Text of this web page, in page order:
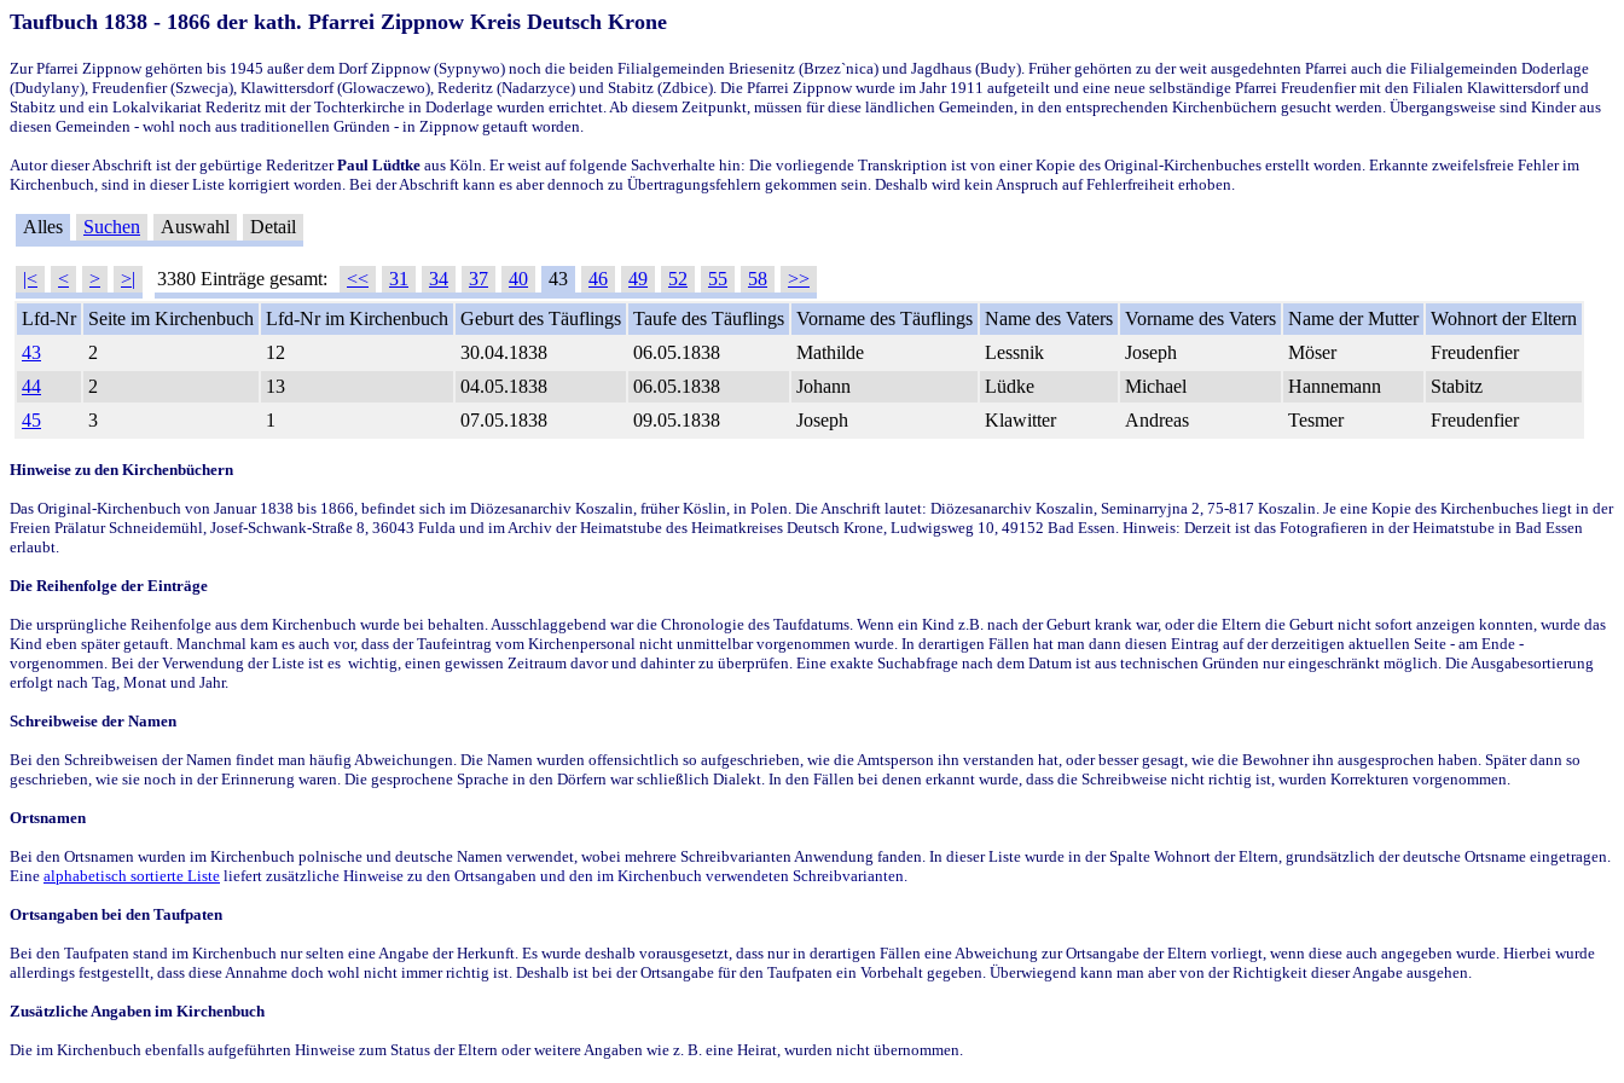
Taufbuch 1838 - 1866 der kath. Pfarrei Zippnow Kreis Deutsch Krone
Zur Pfarrei Zippnow gehörten bis 1945 außer dem Dorf Zippnow (Sypnywo) noch die beiden Filialgemeinden Briesenitz (Brzez`nica) und Jagdhaus (Budy). Früher gehörten zu der weit ausgedehnten Pfarrei auch die Filialgemeinden Doderlage
(Dudylany), Freudenfier (Szwecja), Klawittersdorf (Glowaczewo), Rederitz (Nadarzyce) und Stabitz (Zdbice). Die Pfarrei Zippnow wurde im Jahr 1911 aufgeteilt und eine neue selbständige Pfarrei Freudenfier mit den Filialen Klawittersdorf und
Stabitz und ein Lokalvikariat Rederitz mit der Tochterkirche in Doderlage wurden errichtet. Ab diesem Zeitpunkt, müssen für diese ländlichen Gemeinden, in den entsprechenden Kirchenbüchern gesucht werden. Übergangsweise sind Kinder aus
diesen Gemeinden - wohl noch aus traditionellen Gründen - in Zippnow getauft worden.
Autor dieser Abschrift ist der gebürtige RederitzerPaul Lüdtke aus Köln. Er weist auf folgende Sachverhalte hin: Die vorliegende Transkription ist von einer Kopie des Original-Kirchenbuches erstellt worden. Erkannte zweifelsfreie Fehler im
Kirchenbuch, sind in dieser Liste korrigiert worden. Bei der Abschrift kann es aber dennoch zu Übertragungsfehlern gekommen sein. Deshalb wird kein Anspruch auf Fehlerfreiheit erhoben.
Alles Suchen Auswahl Detail
|< < > >| 3380 Einträge gesamt: << 31 34 37 40 43 46 49 52 55 58
>>
Lfd-Nr
Seite im Kirchenbuch Lfd-Nr im Kirchenbuch Geburt des Täuflings Taufe des Täuflings Vorname des Täuflings Name des Vaters Vorname des Vaters Name der Mutter Wohnort der Eltern
43
2 12 30.04.1838 06.05.1838 Mathilde Lessnik Joseph Möser
Freudenfier
44
2 13 04.05.1838 06.05.1838 Johann Lüdke Michael Hannemann
Stabitz
45
3 1 07.05.1838 09.05.1838 Joseph Klawitter Andreas Tesmer Freudenfier
Hinweise zu den Kirchenbüchern
Das Original-Kirchenbuch von Januar 1838 bis 1866, befindet sich im Diözesanarchiv Koszalin, früher Köslin, in Polen. Die Anschrift lautet: Diözesanarchiv Koszalin, Seminarryjna 2, 75-817 Koszalin. Je eine Kopie des Kirchenbuches liegt in der
Freien Prälatur Schneidemühl, Josef-Schwank-Straße 8, 36043 Fulda und im Archiv der Heimatstube des Heimatkreises Deutsch Krone, Ludwigsweg 10, 49152 Bad Essen. Hinweis: Derzeit ist das Fotografieren in der Heimatstube in Bad Essen
erlaubt.
Die Reihenfolge der Einträge
Die ursprüngliche Reihenfolge aus dem Kirchenbuch wurde bei behalten. Ausschlaggebend war die Chronologie des Taufdatums. Wenn ein Kind z.B. nach der Geburt krank war, oder die Eltern die Geburt nicht sofort anzeigen konnten, wurde das
Kind eben später getauft. Manchmal kam es auch vor, dass der Taufeintrag vom Kirchenpersonal nicht unmittelbar vorgenommen wurde. In derartigen Fällen hat man dann diesen Eintrag auf der derzeitigen aktuellen Seite - am Ende -
vorgenommen. Bei der Verwendung der Liste ist es wichtig, einen gewissen Zeitraum davor und dahinter zu überprüfen. Eine exakte Suchabfrage nach dem Datum ist aus technischen Gründen nur eingeschränkt möglich. Die Ausgabesortierung
erfolgt nach Tag, Monat und Jahr.
Schreibweise der Namen
Bei den Schreibweisen der Namen findet man häufig Abweichungen. Die Namen wurden offensichtlich so aufgeschrieben, wie die Amtsperson ihn verstanden hat, oder besser gesagt, wie die Bewohner ihn ausgesprochen haben. Später dann so
geschrieben, wie sie noch in der Erinnerung waren. Die gesprochene Sprache in den Dörfern war schließlich Dialekt. In den Fällen bei denen erkannt wurde, dass die Schreibweise nicht richtig ist, wurden Korrekturen vorgenommen.
Ortsnamen
Bei den Ortsnamen wurden im Kirchenbuch polnische und deutsche Namen verwendet, wobei mehrere Schreibvarianten Anwendung fanden. In dieser Liste wurde in der Spalte Wohnort der Eltern, grundsätzlich der deutsche Ortsname eingetragen.
Eine alphabetisch sortierte Liste liefert zusätzliche Hinweise zu den Ortsangaben und den im Kirchenbuch verwendeten Schreibvarianten.
Ortsangaben bei den Taufpaten
Bei den Taufpaten stand im Kirchenbuch nur selten eine Angabe der Herkunft. Es wurde deshalb vorausgesetzt, dass nur in derartigen Fällen eine Abweichung zur Ortsangabe der Eltern vorliegt, wenn diese auch angegeben wurde. Hierbei wurde
allerdings festgestellt, dass diese Annahme doch wohl nicht immer richtig ist. Deshalb ist bei der Ortsangabe für den Taufpaten ein Vorbehalt gegeben. Überwiegend kann man aber von der Richtigkeit dieser Angabe ausgehen.
Zusätzliche Angaben im Kirchenbuch
Die im Kirchenbuch ebenfalls aufgeführten Hinweise zum Status der Eltern oder weitere Angaben wie z. B. eine Heirat, wurden nicht übernommen.